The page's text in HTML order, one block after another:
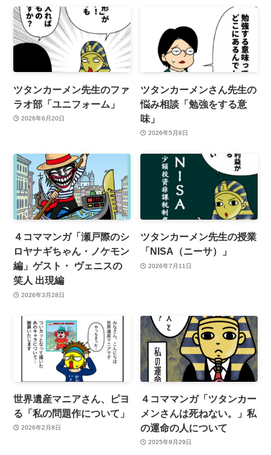
ツタンカーメン先生のファ
ラオ部「ユニフォーム」
2026年6月20日
ツタンカーメンさん先生の
悩み相談「勉強をする意
味」
2026年5月8日
４コママンガ「瀬戸際のシ
ロヤナギちゃん・ノケモン
編」ゲスト・ ヴェニスの
笑人 出現編
2026年3月28日
ツタンカーメン先生の授業
「NISA（ニーサ）」
2026年7月11日
世界遺産マニアさん、ピヨ
る「私の問題作について」
2026年2月8日
４コママンガ「ツタンカー
メンさんは死ねない。」私
の運命の人について
2025年9月29日